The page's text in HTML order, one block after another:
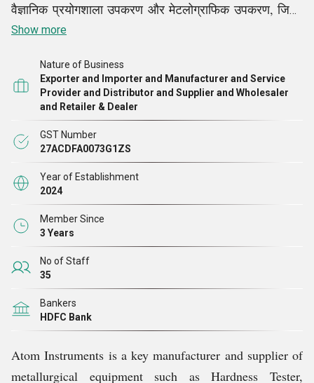
वैज्ञानिक प्रयोगशाला उपकरण और मेटलोग्राफिक उपकरण, जिनमें
शामिल हैं धातुकर्म प्रयोगशाला उपकरण, नमक स्प्रे कक्ष, सूक्ष्म
यूनिवर्सल परीक्षण मशीन (UTM), प्रोफ़ाइल प्रोजेक्टर, सामग्री
परीक्षण उपकरण, वेल्ड पेनेट्रेशन सिस्टम, ऑटोमैटिक पॉलिशिंग
मशीन, केमिकल परीक्षण उपकरण, गैर-विनाशकारी परीक्षण (NDT
उपकरण, और बहुत कुछ।
Show more
Nature of Business
Exporter and Importer and Manufacturer and Service
Provider and Distributor and Supplier and Wholesaler
and Retailer & Dealer
GST Number
27ACDFA0073G1ZS
Year of Establishment
2024
Member Since
3 Years
No of Staff
35
Bankers
HDFC Bank
Atom Instruments is a key manufacturer and supplier of
metallurgical equipment such as Hardness Tester,